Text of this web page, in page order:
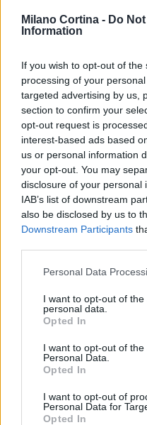
Milano Cortina - Do
Information
If you wish to opt-out of
processing of your
targeted advertising by us,
section to confirm your
opt-out request is
interest-based ads based
us or personal information
your opt-out. You may
disclosure of your personal
IAB’s list of downstream
also be disclosed by us to
Downstream Participants
Please note that this
not limited to your visit or
grant or deny consent to
use your data for below
consent section.
Personal Data
I want to opt-out of
personal data.
Opted In
I want to opt-out of the
Personal Data.
Opted In
I want to opt-out of
Personal Data for
Opted In
nuova generazione di
AUTORE